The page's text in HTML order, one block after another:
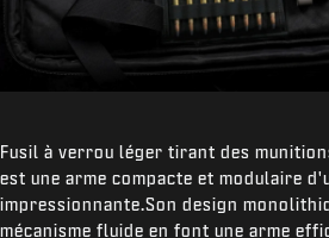
Fusil à verrou léger tirant des
est une arme compacte et modulaire
impressionnante.Son design
mécanisme fluide en font une arme